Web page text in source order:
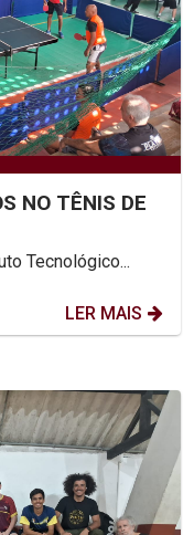
NO TÊNIS DE
Tecnológico...
LER MAIS